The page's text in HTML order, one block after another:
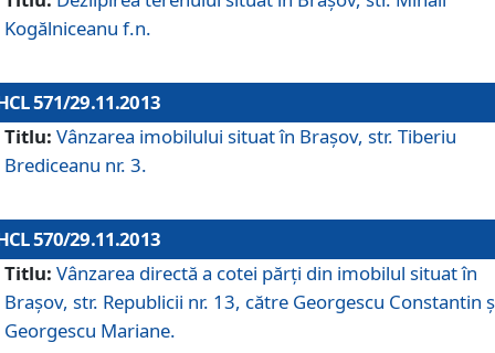
Kogălniceanu f.n.
571/29.11.2013
Titlu: Vânzarea imobilului situat în Braşov, str. Tiberiu
Brediceanu nr. 3.
570/29.11.2013
Titlu: Vânzarea directă a cotei părţi din imobilul situat în
Braşov, str. Republicii nr. 13, către Georgescu Constantin
Georgescu Mariane.